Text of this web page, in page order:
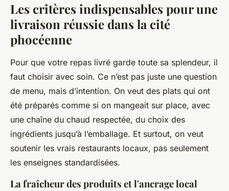
Les critères indispensables pour une
livraison réussie dans la cité
phocéenne
Pour que votre repas livré garde toute sa splendeur, il
faut choisir avec soin. Ce n’est pas juste une question
de menu, mais d’intention. On veut des plats qui ont
été préparés comme si on mangeait sur place, avec
une chaîne du chaud respectée, du choix des
ingrédients jusqu’à l’emballage. Et surtout, on veut
soutenir les vrais restaurants locaux, pas seulement
les enseignes standardisées.
La fraîcheur des produits et l'ancrage local